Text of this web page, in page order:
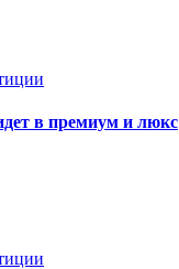
в премиум и люкс